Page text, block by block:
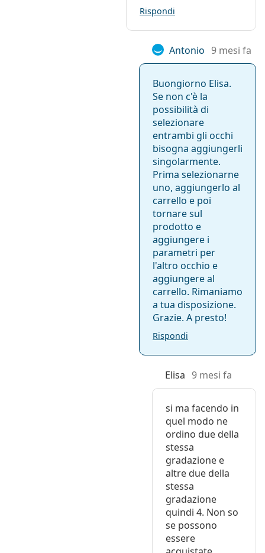
Rispondi
Antonio 9 mesi fa
Buongiorno Elisa.
Se non c'è la
possibilità di
selezionare
entrambi gli occhi
bisogna aggiungerli
singolarmente.
Prima selezionarne
uno, aggiungerlo al
carrello e poi
tornare sul
prodotto e
aggiungere i
parametri per
l'altro occhio e
aggiungere al
carrello. Rimaniamo
a tua disposizione.
Grazie. A presto!
Rispondi
Elisa 9 mesi fa
si ma facendo in
quel modo ne
ordino due della
stessa
gradazione e
altre due della
stessa
gradazione
quindi 4. Non so
se possono
essere